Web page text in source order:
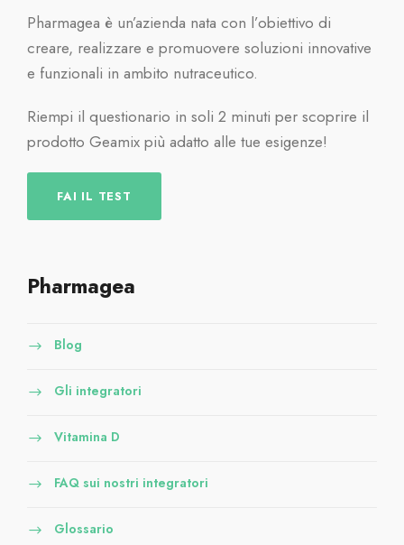
Pharmagea è un’azienda nata con l’obiettivo di
creare, realizzare e promuovere soluzioni innovative
e funzionali in ambito nutraceutico.
Riempi il questionario in soli 2 minuti per scoprire il
prodotto Geamix più adatto alle tue esigenze!
FAI IL TEST
Pharmagea
Blog
Gli integratori
Vitamina D
FAQ sui nostri integratori
Glossario